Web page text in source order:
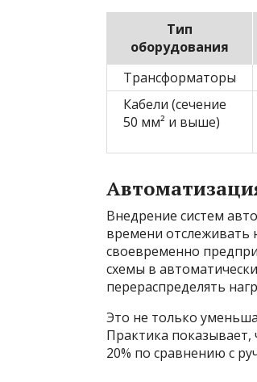
Тип
оборудования
Трансформаторы
Кабели (сечение
50 мм² и выше)
Внедрение систем
времени отслеживать
своевременно
схемы в
перераспределять
Это не только
Практика показывает,
20% по сравнению с